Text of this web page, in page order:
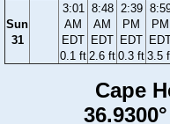
Sun
31
3:01
AM
EDT
0.1 ft
8:48
AM
EDT
2.6 ft
2:39
PM
EDT
0.3 ft
PM
3.5
Cape